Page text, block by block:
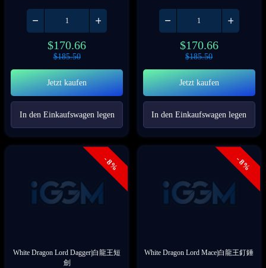
$170.66
$185.50
Jetzt kaufen
In den Einkaufswagen legen
$170.66
$185.50
Jetzt kaufen
In den Einkaufswagen legen
- 8%
White Dragon Lord Dagger|白龍王短
劍
- 8%
White Dragon Lord Mace|白龍王釘錘